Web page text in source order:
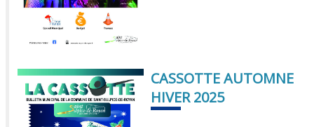
CASSOTTE AUTOMNE
HIVER 2025